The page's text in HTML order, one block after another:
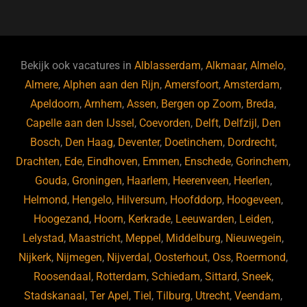
b
o
o
k
d
s
a
m
ky dI
n
Bekijk ook vacatures inAlblasserdam,Alkmaar,Almelo,
Almere,Alphen aan den Rijn,Amersfoort,Amsterdam,
Apeldoorn,Arnhem,Assen, Bergen op Zoom, Breda,
Capelle aan den IJssel, Coevorden, Delft, Delfzijl, Den
Bosch, Den Haag, Deventer, Doetinchem, Dordrecht,
Drachten, Ede, Eindhoven, Emmen, Enschede, Gorinchem,
Gouda, Groningen, Haarlem, Heerenveen, Heerlen,
Helmond, Hengelo, Hilversum, Hoofddorp, Hoogeveen,
Hoogezand, Hoorn, Kerkrade, Leeuwarden, Leiden,
Lelystad, Maastricht, Meppel, Middelburg, Nieuwegein,
Nijkerk, Nijmegen, Nijverdal, Oosterhout, Oss, Roermond,
Roosendaal, Rotterdam, Schiedam, Sittard, Sneek,
Stadskanaal,Ter Apel,Tiel,Tilburg, Utrecht,Veendam,